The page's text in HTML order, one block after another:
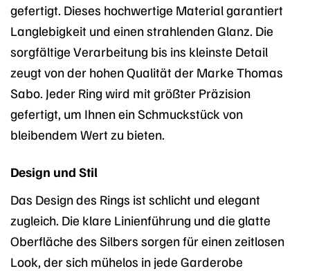
gefertigt. Dieses hochwertige Material garantiert
Langlebigkeit und einen strahlenden Glanz. Die
sorgfältige Verarbeitung bis ins kleinste Detail
zeugt von der hohen Qualität der Marke Thomas
Sabo. Jeder Ring wird mit größter Präzision
gefertigt, um Ihnen ein Schmuckstück von
bleibendem Wert zu bieten.
Design und Stil
Das Design des Rings ist schlicht und elegant
zugleich. Die klare Linienführung und die glatte
Oberfläche des Silbers sorgen für einen zeitlosen
Look, der sich mühelos in jede Garderobe